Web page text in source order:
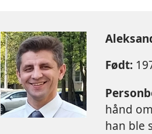
Født:
hånd
han ble